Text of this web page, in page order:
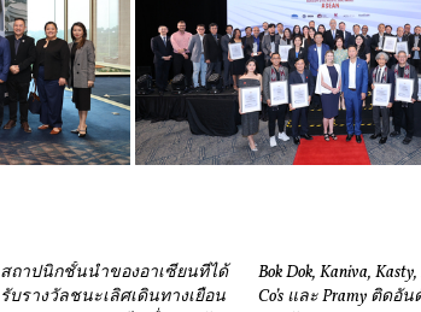
สถาปนิกชั้นนำของอาเซียนที่ได้
รับรางวัลชนะเลิศเดินทางเยือน
Bok Dok, Kaniva,
Co’s และ Pramy ติดอั